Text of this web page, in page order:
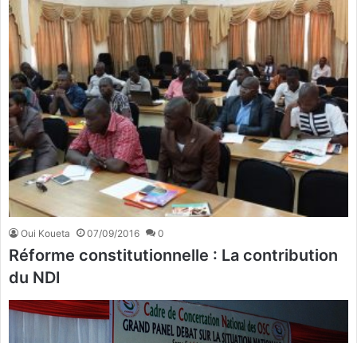
Oui Koueta 07/09/2016 0
Réforme constitutionnelle : La contribution
du NDI